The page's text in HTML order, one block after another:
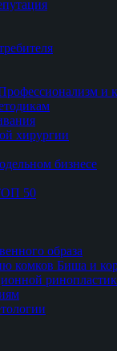
и
хирургии
бизнесе
50
образа
комков Биша и